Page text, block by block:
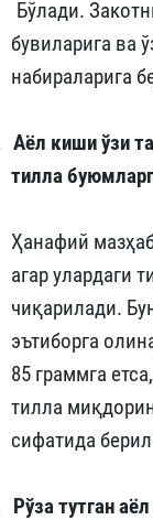
Бўлади.
бувиларига ва
набираларига
Аёл киши ўзи
тилла
Ҳанафий
агар улардаги
чиқарилади.
эътиборга
85 граммга
тилла
сифатида
Рўза тутган